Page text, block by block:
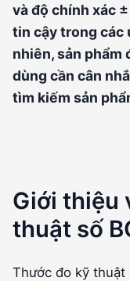
và độ chính xác ±
tin cậy trong các
nhiên, sản phẩm
dùng cần cân
tìm kiếm sản
Giới thiệu
thuật số
Thước đo kỹ thuật